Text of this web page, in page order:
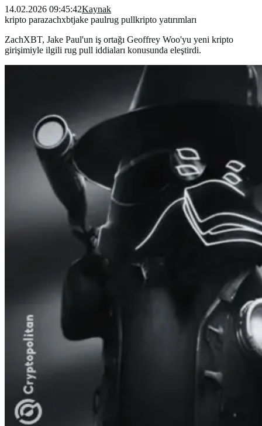
14.02.2026 09:45:42Kaynak
kripto parazachxbtjake paulrug pullkripto yatırımları
ZachXBT, Jake Paul'un iş ortağı Geoffrey Woo'yu yeni kripto
girişimiyle ilgili rug pull iddiaları konusunda eleştirdi.